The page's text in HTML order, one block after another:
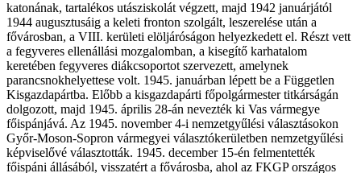
katonának, tartalékos utásziskolát végzett, majd 1942 januárjától
1944 augusztusáig a keleti fronton szolgált, leszerelése után a
fővárosban, a VIII. kerületi elöljáróságon helyezkedett el. Részt vett
a fegyveres ellenállási mozgalomban, a kisegítő karhatalom
keretében fegyveres diákcsoportot szervezett, amelynek
parancsnokhelyettese volt. 1945. januárban lépett be a Független
Kisgazdapártba. Előbb a kisgazdapárti főpolgármester titkárságán
dolgozott, majd 1945. április 28-án nevezték ki Vas vármegye
főispánjává. Az 1945. november 4-i nemzetgyűlési választásokon
Győr-Moson-Sopron vármegyei választókerületben nemzetgyűlési
képviselővé választották. 1945. december 15-én felmentették
főispáni állásából, visszatért a fővárosba, ahol az FKGP országos